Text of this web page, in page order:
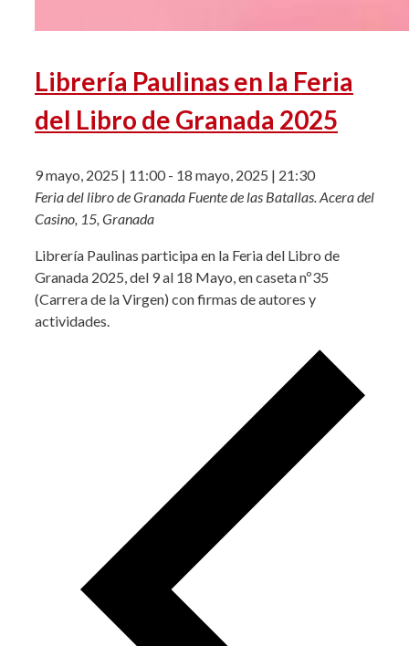
Librería Paulinas en la Feria
del Libro de Granada 2025
9 mayo, 2025 | 11:00- 18 mayo, 2025 | 21:30
Feria del libro de Granada Fuente de las Batallas. Acera del
Casino, 15, Granada
Librería Paulinas participa en la Feria del Libro de
Granada 2025, del 9 al 18 Mayo, en caseta nº35
(Carrera de la Virgen) con firmas de autores y
actividades.